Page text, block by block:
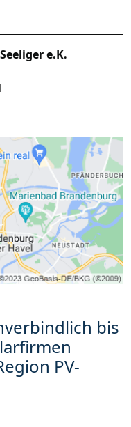
e.K.
bis
PV-